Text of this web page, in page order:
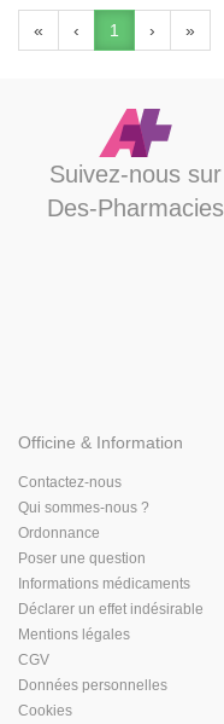
« ‹ 1 › »
Suivez-nous sur
Des-Pharmacies
Officine & Information
Contactez-nous
Qui sommes-nous ?
Ordonnance
Poser une question
Informations médicaments
Déclarer un effet indésirable
Mentions légales
CGV
Données personnelles
Cookies